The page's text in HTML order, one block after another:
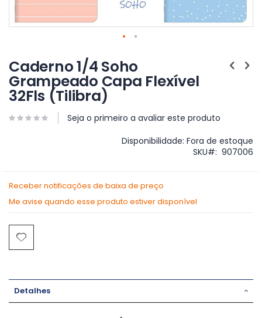
para
o
início
da
Galeria
de
imagens
Caderno 1/4 Soho
Grampeado Capa Flexível
32Fls (Tilibra)
Seja o primeiro a avaliar este produto
Disponibilidade: Fora de estoque
SKU
907006
Receber notificações de baixa de preço
Me avise quando esse produto estiver disponível
Detalhes